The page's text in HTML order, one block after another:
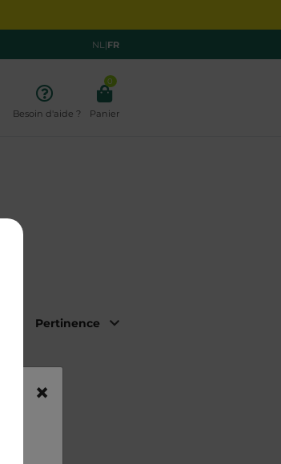
NL|FR
Besoin d'aide ?
0
Panier
×